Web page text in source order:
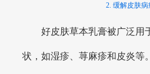
2. 缓解皮肤病
好皮肤草本乳膏被广泛用
状，如湿疹、荨麻疹和皮炎等